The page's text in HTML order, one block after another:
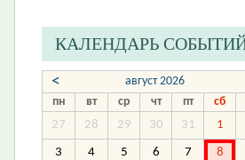
КАЛЕНДАРЬ
< август 2026
пн вт ср чт пт сб
27
28 29 30 31 1
3 4 5 6 7 8